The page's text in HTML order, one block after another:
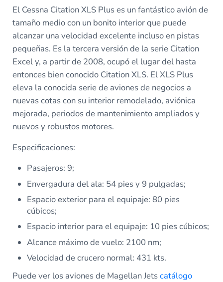
El Cessna Citation XLS Plus es un fantástico avión de
tamaño medio con un bonito interior que puede
alcanzar una velocidad excelente incluso en pistas
pequeñas. Es la tercera versión de la serie Citation
Excel y, a partir de 2008, ocupó el lugar del hasta
entonces bien conocido Citation XLS. El XLS Plus
eleva la conocida serie de aviones de negocios a
nuevas cotas con su interior remodelado, aviónica
mejorada, periodos de mantenimiento ampliados y
nuevos y robustos motores.
Especificaciones:
Pasajeros: 9;
Envergadura del ala: 54 pies y 9 pulgadas;
Espacio exterior para el equipaje: 80 pies
cúbicos;
Espacio interior para el equipaje: 10 pies cúbicos;
Alcance máximo de vuelo: 2100 nm;
Velocidad de crucero normal: 431 kts.
Puede ver los aviones de Magellan Jetscatálogo